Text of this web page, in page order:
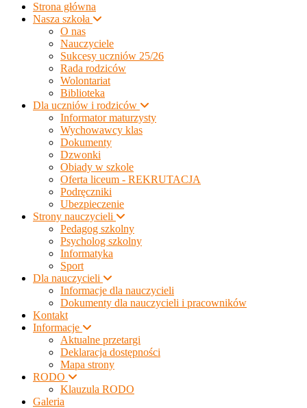
Strona główna
Nasza szkoła
O nas
Nauczyciele
Sukcesy uczniów 25/26
Rada rodziców
Wolontariat
Biblioteka
Dla uczniów i rodziców
Informator maturzysty
Wychowawcy klas
Dokumenty
Dzwonki
Obiady w szkole
Oferta liceum - REKRUTACJA
Podręczniki
Ubezpieczenie
Strony nauczycieli
Pedagog szkolny
Psycholog szkolny
Informatyka
Sport
Dla nauczycieli
Informacje dla nauczycieli
Dokumenty dla nauczycieli i pracowników
Kontakt
Informacje
Aktualne przetargi
Deklaracja dostępności
Mapa strony
RODO
Klauzula RODO
Galeria